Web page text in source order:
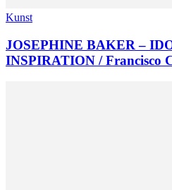
Kunst
JOSEPHINE BAKER –
INSPIRATION / Francisco